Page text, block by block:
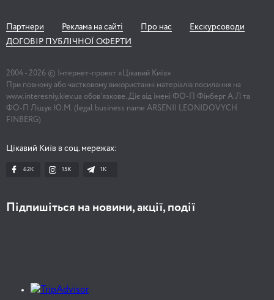
Партнери Реклама на сайті Про нас
Екскурсоводи
ДОГОВІР ПУБЛІЧНОЇ ОФЕРТИ
2004 - 2026 © Інтернет-проект «Цікавий Київ»
При повному або частковому використанні матеріалів посилання на
www.interesniy.kiev.ua обов'язкове. Діє від імені ФО-П Фінберг А.Л та
ФО-П Ліщук Ю.М. (legal business name ARSENII LEONIDOVYCH
FINBERG)
Цікавий Київ в соц. мережах:
62K 15K 1К
Підпишіться на новини, акції, події